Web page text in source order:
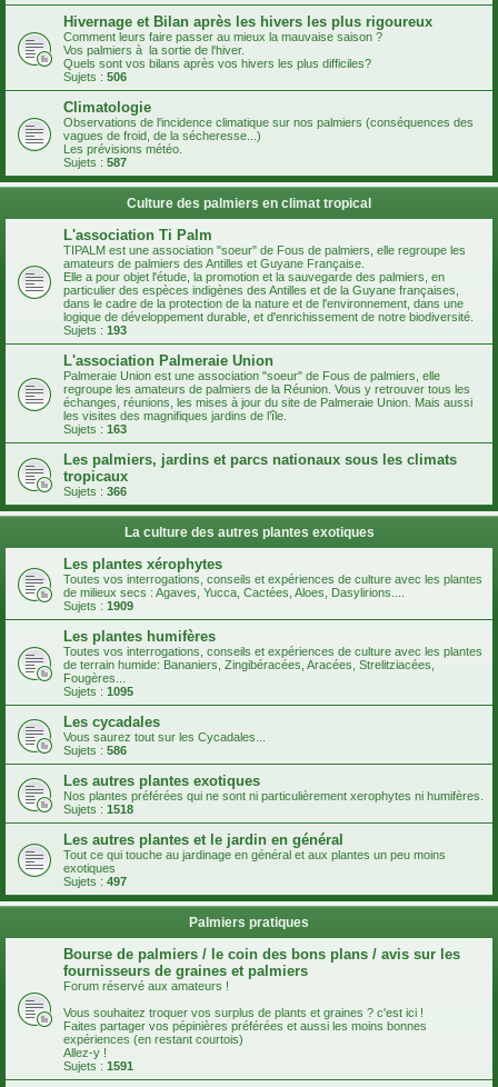
Hivernage et Bilan après les hivers les plus rigoureux
Comment leurs faire passer au mieux la mauvaise saison ?
Vos palmiers à la sortie de l'hiver.
Quels sont vos bilans après vos hivers les plus difficiles?
Sujets : 506
Climatologie
Observations de l'incidence climatique sur nos palmiers (conséquences des
vagues de froid, de la sécheresse...)
Les prévisions météo.
Sujets : 587
Culture des palmiers en climat tropical
L'association Ti Palm
TIPALM est une association "soeur" de Fous de palmiers, elle regroupe les
amateurs de palmiers des Antilles et Guyane Française.
Elle a pour objet l'étude, la promotion et la sauvegarde des palmiers, en
particulier des espèces indigènes des Antilles et de la Guyane françaises,
dans le cadre de la protection de la nature et de l'environnement, dans une
logique de développement durable, et d'enrichissement de notre biodiversité.
Sujets : 193
L'association Palmeraie Union
Palmeraie Union est une association "soeur" de Fous de palmiers, elle
regroupe les amateurs de palmiers de la Réunion. Vous y retrouver tous les
échanges, réunions, les mises à jour du site de Palmeraie Union. Mais aussi
les visites des magnifiques jardins de l’île.
Sujets : 163
Les palmiers, jardins et parcs nationaux sous les climats
tropicaux
Sujets : 366
La culture des autres plantes exotiques
Les plantes xérophytes
Toutes vos interrogations, conseils et expériences de culture avec les plantes
de milieux secs : Agaves, Yucca, Cactées, Aloes, Dasylirions....
Sujets : 1909
Les plantes humifères
Toutes vos interrogations, conseils et expériences de culture avec les plantes
de terrain humide: Bananiers, Zingibéracées, Aracées, Strelitziacées,
Fougères...
Sujets : 1095
Les cycadales
Vous saurez tout sur les Cycadales...
Sujets : 586
Les autres plantes exotiques
Nos plantes préférées qui ne sont ni particulièrement xerophytes ni humifères.
Sujets : 1518
Les autres plantes et le jardin en général
Tout ce qui touche au jardinage en général et aux plantes un peu moins
exotiques
Sujets : 497
Palmiers pratiques
Bourse de palmiers / le coin des bons plans / avis sur les
fournisseurs de graines et palmiers
Forum réservé aux amateurs !
Vous souhaitez troquer vos surplus de plants et graines ? c'est ici !
Faites partager vos pépinières préférées et aussi les moins bonnes
expériences (en restant courtois)
Allez-y !
Sujets : 1591